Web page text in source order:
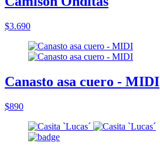
$3.690
Canasto asa cuero - MIDI
$890